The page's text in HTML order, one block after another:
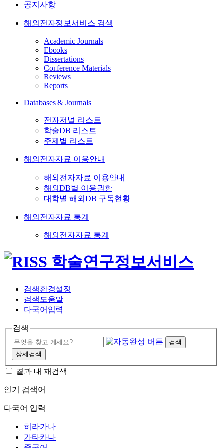
공지사항
해외전자정보서비스 검색
Academic Journals
Ebooks
Dissertations
Conference Materials
Reviews
Reports
Databases & Journals
전자저널 리스트
학술DB 리스트
주제별 리스트
해외전자자료 이용안내
해외전자자료 이용안내
해외DB별 이용권한
대학별 해외DB 구독현황
해외전자자료 통계
해외전자자료 통계
검색환경설정
검색도움말
다국어입력
검색
검색
상세검색
결과 내 재검색
인기 검색어
다국어 입력
히라가나
가타카나